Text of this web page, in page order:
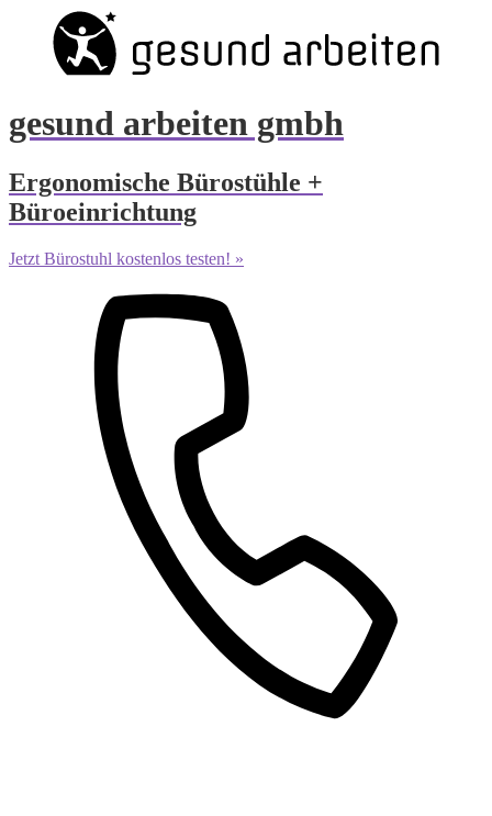
gesund arbeiten gmbh
Ergonomische Bürostühle +
Büroeinrichtung
Jetzt Bürostuhl kostenlos testen! »